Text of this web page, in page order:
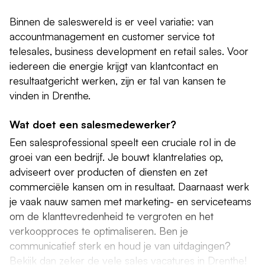
Binnen de saleswereld is er veel variatie: van
accountmanagement en customer service tot
telesales, business development en retail sales. Voor
iedereen die energie krijgt van klantcontact en
resultaatgericht werken, zijn er tal van kansen te
vinden in Drenthe.
Wat doet een salesmedewerker?
Een salesprofessional speelt een cruciale rol in de
groei van een bedrijf. Je bouwt klantrelaties op,
adviseert over producten of diensten en zet
commerciële kansen om in resultaat. Daarnaast werk
je vaak nauw samen met marketing- en serviceteams
om de klanttevredenheid te vergroten en het
verkoopproces te optimaliseren. Ben je
communicatief sterk en houd je van uitdagingen?
Bekijk dan zeker de vele sales vacatures in Drenthe!